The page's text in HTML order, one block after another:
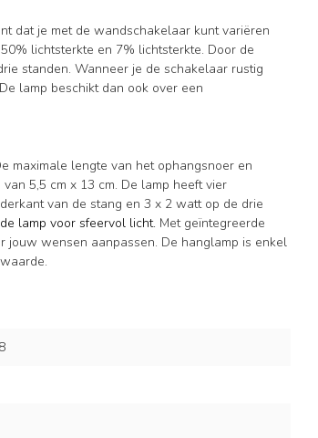
dat je met de wandschakelaar kunt variëren
lichtsterkte en 7% lichtsterkte. Door de
standen. Wanneer je de schakelaar rustig
lamp beschikt dan ook over een
maximale lengte van het ophangsnoer en
5,5 cm x 13 cm. De lamp heeft vier
van de stang en 3 x 2 watt op de drie
lamp voor sfeervol licht. Met geïntegreerde
jouw wensen aanpassen. De hanglamp is enkel